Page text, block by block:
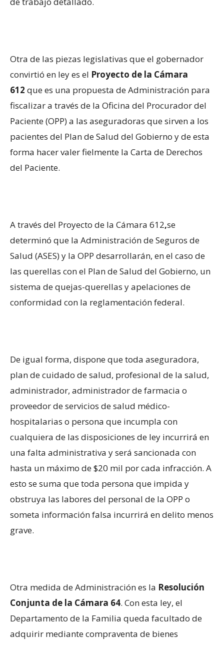
Otra de las piezas legislativas que el gobernador
convirtió en ley es el Proyecto de la Cámara
612 que es una propuesta de Administración para
fiscalizar a través de la Oficina del Procurador del
Paciente (OPP) a las aseguradoras que sirven a los
pacientes del Plan de Salud del Gobierno y de esta
forma hacer valer fielmente la Carta de Derechos
del Paciente.
A través del Proyecto de la Cámara 612,se
determinó que la Administración de Seguros de
Salud (ASES) y la OPP desarrollarán, en el caso de
las querellas con el Plan de Salud del Gobierno, un
sistema de quejas-querellas y apelaciones de
conformidad con la reglamentación federal.
De igual forma, dispone que toda aseguradora,
plan de cuidado de salud, profesional de la salud,
administrador, administrador de farmacia o
proveedor de servicios de salud médico-
hospitalarias o persona que incumpla con
cualquiera de las disposiciones de ley incurrirá en
una falta administrativa y será sancionada con
hasta un máximo de $20 mil por cada infracción. A
esto se suma que toda persona que impida y
obstruya las labores del personal de la OPP o
someta información falsa incurrirá en delito menos
grave.
Otra medida de Administración es la Resolución
Conjunta de la Cámara 64. Con esta ley, el
Departamento de la Familia queda facultado de
adquirir mediante compraventa de bienes